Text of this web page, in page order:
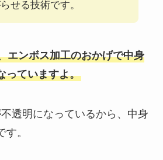
せる技術です。
エンボス加工のおかげで中身
っていますよ。
透明になっているから、中身
。